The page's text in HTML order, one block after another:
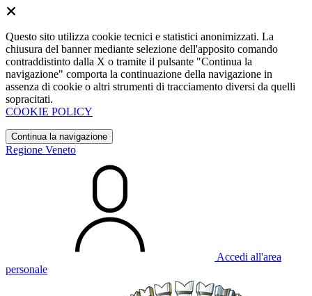
Questo sito utilizza cookie tecnici e statistici anonimizzati. La
chiusura del banner mediante selezione dell'apposito comando
contraddistinto dalla X o tramite il pulsante "Continua la
navigazione" comporta la continuazione della navigazione in
assenza di cookie o altri strumenti di tracciamento diversi da quelli
sopracitati.
COOKIE POLICY
Continua la navigazione
Regione Veneto
Accedi all'area
personale